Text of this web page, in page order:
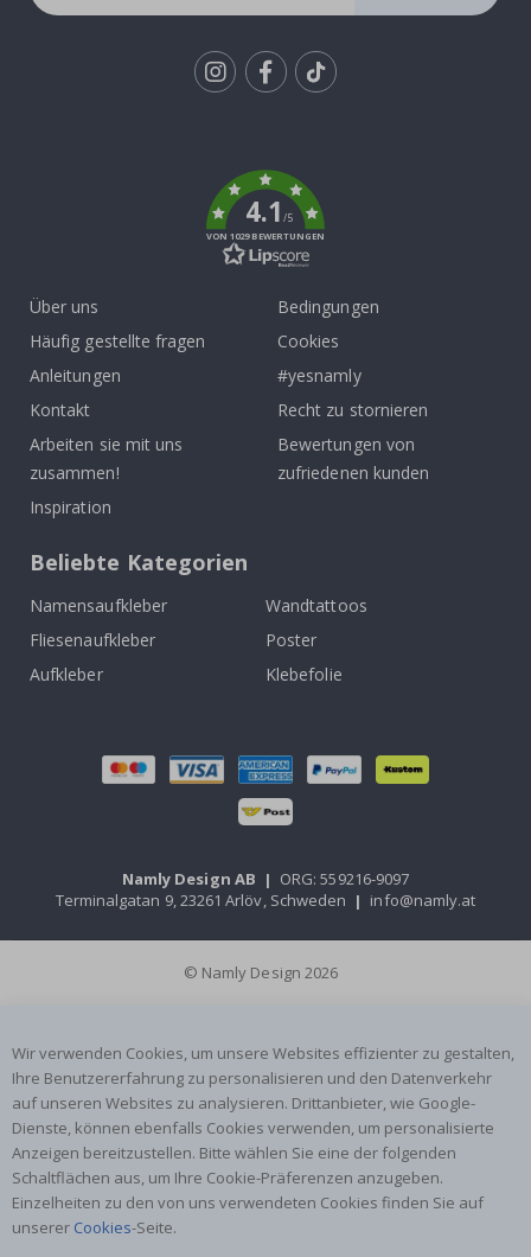
4.1/5
VON 1029 BEWERTUNGEN
Über uns
Häufig gestellte fragen
Anleitungen
Kontakt
Arbeiten sie mit uns
zusammen!
Inspiration
Bedingungen
Cookies
#yesnamly
Recht zu stornieren
Bewertungen von
zufriedenen kunden
Beliebte Kategorien
Namensaufkleber
Wandtattoos
Fliesenaufkleber
Poster
Aufkleber
Klebefolie
Namly Design AB | ORG: 559216-9097
Terminalgatan 9, 23261 Arlöv, Schweden | info@namly.at
© Namly Design 2026
Wir verwenden Cookies, um unsere Websites effizienter zu gestalten,
Ihre Benutzererfahrung zu personalisieren und den Datenverkehr
auf unseren Websites zu analysieren. Drittanbieter, wie Google-
Dienste, können ebenfalls Cookies verwenden, um personalisierte
Anzeigen bereitzustellen. Bitte wählen Sie eine der folgenden
Schaltflächen aus, um Ihre Cookie-Präferenzen anzugeben.
Einzelheiten zu den von uns verwendeten Cookies finden Sie auf
unserer Cookies-Seite.